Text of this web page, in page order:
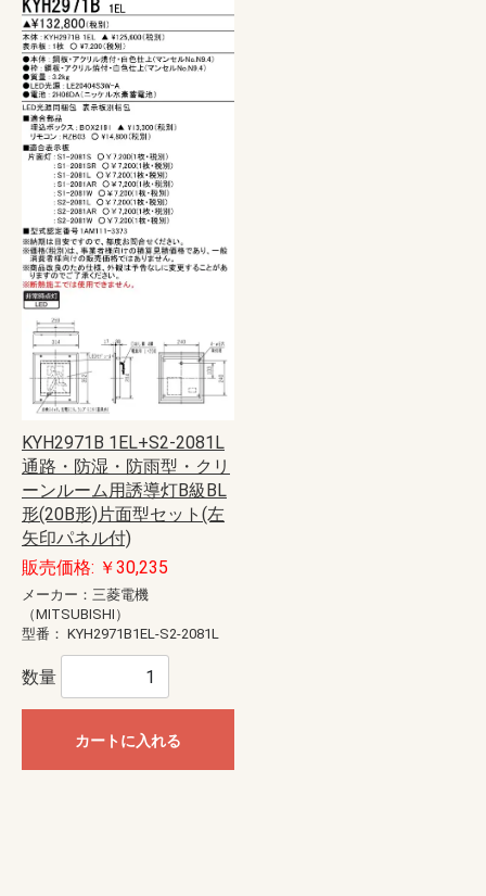
KYH2971B 1EL+S2-2081L
通路・防湿・防雨型・クリ
ーンルーム用誘導灯B級BL
形(20B形)片面型セット(左
矢印パネル付)
販売価格: ￥30,235
メーカー：三菱電機
（MITSUBISHI）
型番： KYH2971B1EL-S2-2081L
数量
カートに入れる